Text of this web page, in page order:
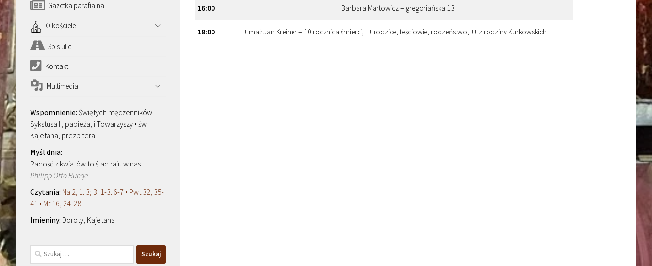
16:00 + Barbara Martowicz – gregoriańska 13
18:00 + maż Jan Kreiner – 10 rocznica śmierci, ++ rodzice, teściowie, rodzeństwo, ++ z rodziny Kurkowskich
Gazetka parafialna
O kościele
Spis ulic
Kontakt
Multimedia
Świętych męczenników
Sykstusa II, papieża, i Towarzyszy • św.
Kajetana, prezbitera
Radość z kwiatów to ślad raju w nas.
Philipp Otto Runge
Na 2, 1. 3; 3, 1-3. 6-7 • Pwt 32, 35-
41 • Mt 16, 24-28
Doroty, Kajetana
Szukaj: